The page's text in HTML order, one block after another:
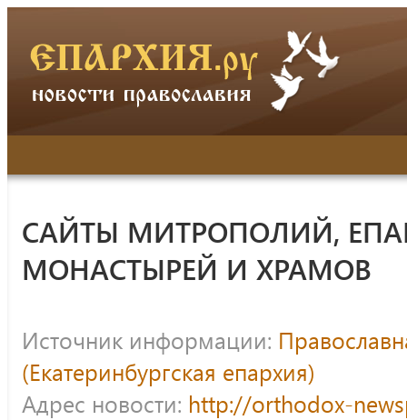
САЙТЫ МИТРОПОЛИЙ,
МОНАСТЫРЕЙ И ХРАМОВ
Источник информации:
(Екатеринбургская епархия)
Адрес новости: http://orthodox-